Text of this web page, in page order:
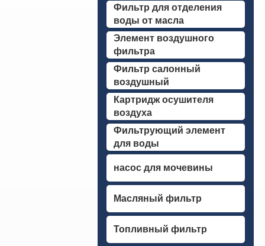
Фильтр для отделения
воды от масла
Элемент воздушного
фильтра
Фильтр салонный
воздушный
Картридж осушителя
воздуха
Фильтрующий элемент
для воды
насос для мочевины
Масляный фильтр
Топливный фильтр